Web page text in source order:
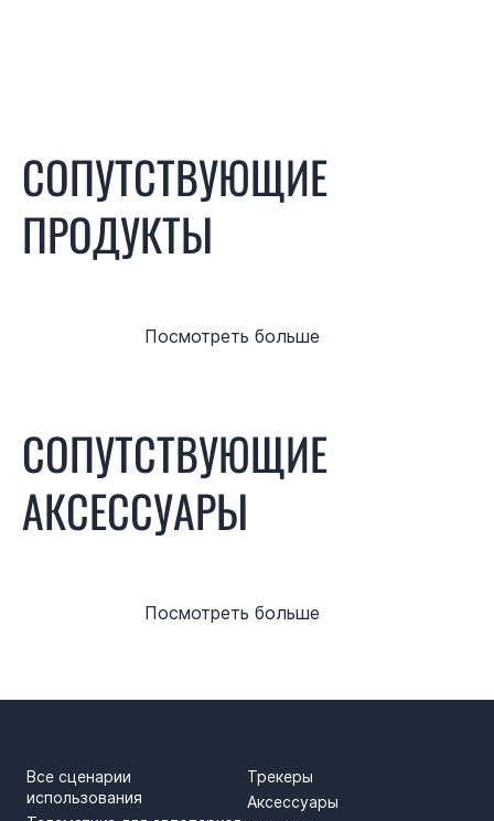
СОПУТСТВУЮЩИЕ
ПРОДУКТЫ
Посмотреть больше
СОПУТСТВУЮЩИЕ
АКСЕССУАРЫ
Посмотреть больше
Все сценарии
использования
Трекеры
Аксессуары